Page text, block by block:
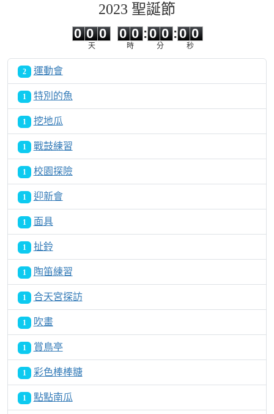
2023 聖誕節
0 0
0
0
天
0
0
0
0
時
:
0
0
0
0
分
:0 0
秒
2 運動會
1 特別的魚
1 挖地瓜
1 戰鼓練習
1 校園探險
1 迎新會
1 面具
1 扯鈴
1 陶笛練習
1 合天宮探訪
1 吹畫
1 賞鳥亭
1 彩色棒棒糖
1 點點南瓜